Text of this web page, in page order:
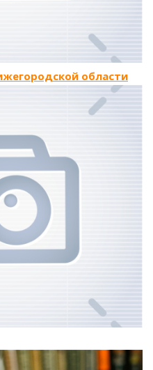
области